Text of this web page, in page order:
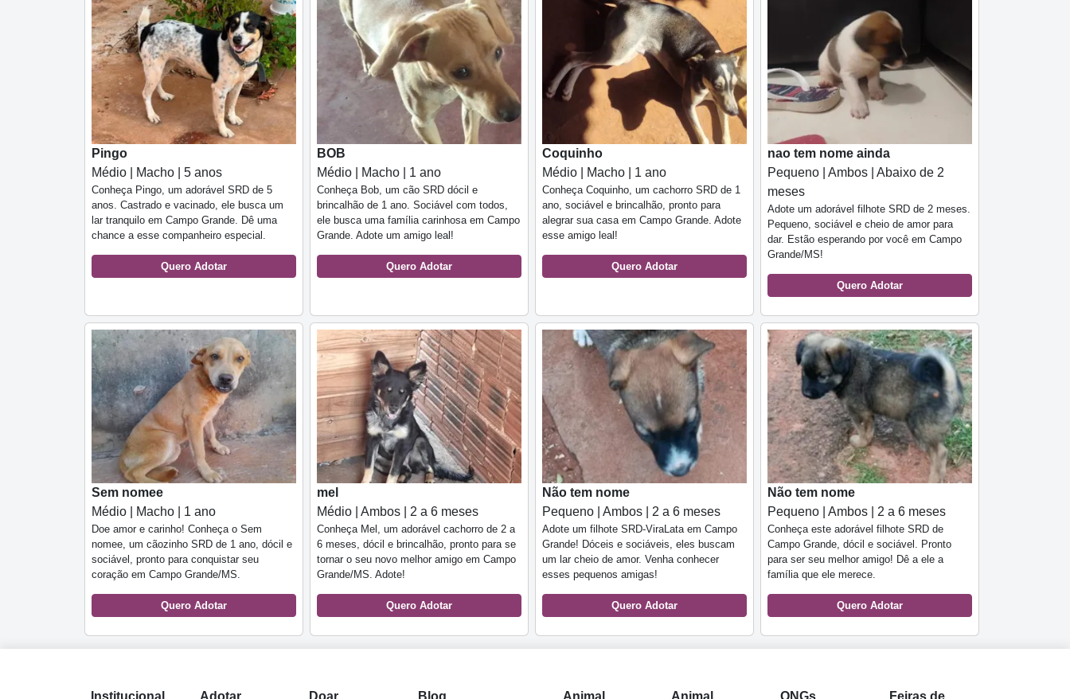
Pingo
Médio | Macho | 5 anos
Conheça Pingo, um adorável SRD de 5
anos. Castrado e vacinado, ele busca um
lar tranquilo em Campo Grande. Dê uma
chance a esse companheiro especial.
Quero Adotar
BOB
Médio | Macho | 1 ano
Conheça Bob, um cão SRD dócil e
brincalhão de 1 ano. Sociável com todos,
ele busca uma família carinhosa em Campo
Grande. Adote um amigo leal!
Quero Adotar
Coquinho
Médio | Macho | 1 ano
Conheça Coquinho, um cachorro SRD de 1
ano, sociável e brincalhão, pronto para
alegrar sua casa em Campo Grande. Adote
esse amigo leal!
Quero Adotar
nao tem nome ainda
Pequeno | Ambos | Abaixo de 2
meses
Adote um adorável filhote SRD de 2 meses.
Pequeno, sociável e cheio de amor para
dar. Estão esperando por você em Campo
Grande/MS!
Quero Adotar
Sem nomee
Médio | Macho | 1 ano
Doe amor e carinho! Conheça o Sem
nomee, um cãozinho SRD de 1 ano, dócil e
sociável, pronto para conquistar seu
coração em Campo Grande/MS.
Quero Adotar
mel
Médio | Ambos | 2 a 6 meses
Conheça Mel, um adorável cachorro de 2 a
6 meses, dócil e brincalhão, pronto para se
tornar o seu novo melhor amigo em Campo
Grande/MS. Adote!
Quero Adotar
Não tem nome
Pequeno | Ambos | 2 a 6 meses
Adote um filhote SRD-ViraLata em Campo
Grande! Dóceis e sociáveis, eles buscam
um lar cheio de amor. Venha conhecer
esses pequenos amigas!
Quero Adotar
Não tem nome
Pequeno | Ambos | 2 a 6 meses
Conheça este adorável filhote SRD de
Campo Grande, dócil e sociável. Pronto
para ser seu melhor amigo! Dê a ele a
família que ele merece.
Quero Adotar